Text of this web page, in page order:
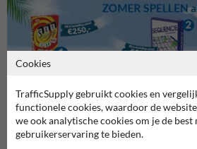
Stel je vraag aan Verkeersbord.be
Naam*
Cookies
TrafficSupply gebruikt cookies en
functionele cookies, waardoor de
we ook analytische cookies om je de best
gebruikerservaring te bieden.